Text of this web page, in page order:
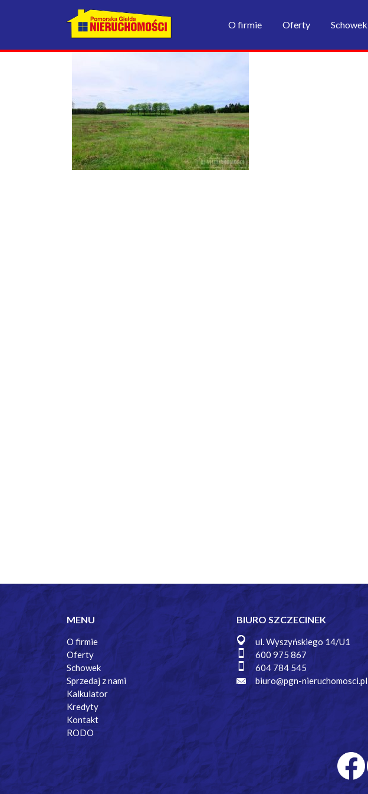
O firmie Oferty Schowek
MENU
O firmie
Oferty
Schowek
Sprzedaj z nami
Kalkulator
Kredyty
Kontakt
RODO
BIURO SZCZECINEK
ul. Wyszyńskiego 14/U1
600 975 867
604 784 545
biuro@pgn-nieruchomosci.pl